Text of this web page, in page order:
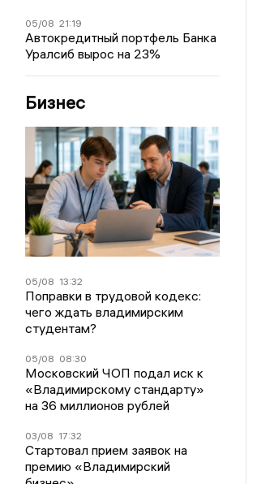
05/08 21:19
Автокредитный портфель Банка
Уралсиб вырос на 23%
Бизнес
05/08 13:32
Поправки в трудовой кодекс:
чего ждать владимирским
студентам?
05/08 08:30
Московский ЧОП подал иск к
«Владимирскому стандарту»
на 36 миллионов рублей
03/08 17:32
Стартовал прием заявок на
премию «Владимирский